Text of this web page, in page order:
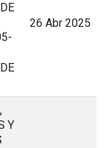
26 Abr 2025
Y